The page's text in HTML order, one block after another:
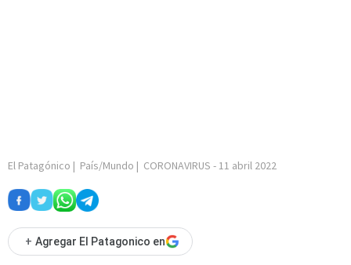
El Patagónico | País/Mundo | CORONAVIRUS - 11 abril 2022
+ Agregar El Patagonico en